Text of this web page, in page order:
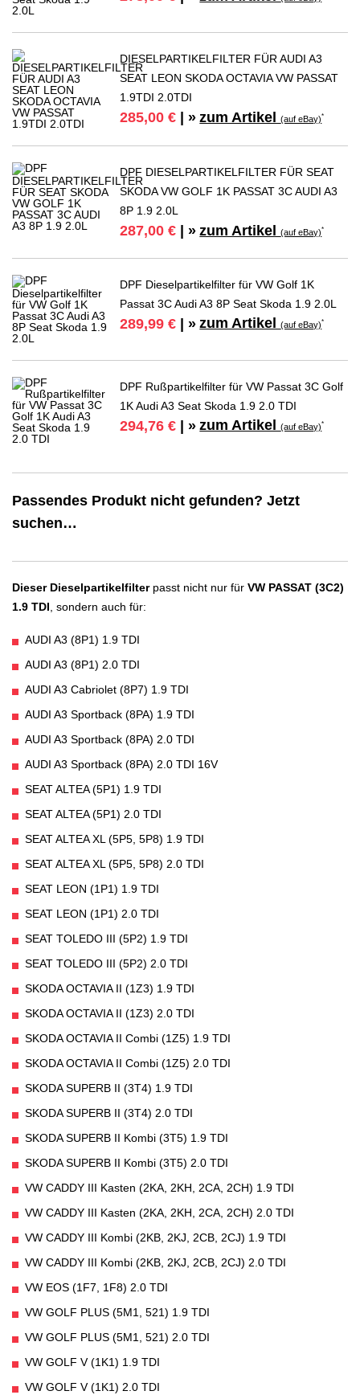
DIESELPARTIKELFILTER FÜR AUDI A3
SEAT LEON SKODA OCTAVIA VW PASSAT
1.9TDI 2.0TDI
285,00 € | » zum Artikel(auf eBay)*
DPF DIESELPARTIKELFILTER FÜR SEAT
SKODA VW GOLF 1K PASSAT 3C AUDI A3
8P 1.9 2.0L
287,00 € | » zum Artikel(auf eBay)*
DPF Dieselpartikelfilter für VW Golf 1K
Passat 3C Audi A3 8P Seat Skoda 1.9 2.0L
289,99 € | » zum Artikel(auf eBay)*
DPF Rußpartikelfilter für VW Passat 3C Golf
1K Audi A3 Seat Skoda 1.9 2.0 TDI
294,76 € | » zum Artikel(auf eBay)*
Passendes Produkt nicht gefunden? Jetzt
suchen…
Dieser Dieselpartikelfilterpasst nicht nur für VW PASSAT (3C2)
1.9 TDI , sondern auch für:
AUDI A3 (8P1) 1.9 TDI
AUDI A3 (8P1) 2.0 TDI
AUDI A3 Cabriolet (8P7) 1.9 TDI
AUDI A3 Sportback (8PA) 1.9 TDI
AUDI A3 Sportback (8PA) 2.0 TDI
AUDI A3 Sportback (8PA) 2.0 TDI 16V
SEAT ALTEA (5P1) 1.9 TDI
SEAT ALTEA (5P1) 2.0 TDI
SEAT ALTEA XL (5P5, 5P8) 1.9 TDI
SEAT ALTEA XL (5P5, 5P8) 2.0 TDI
SEAT LEON (1P1) 1.9 TDI
SEAT LEON (1P1) 2.0 TDI
SEAT TOLEDO III (5P2) 1.9 TDI
SEAT TOLEDO III (5P2) 2.0 TDI
SKODA OCTAVIA II (1Z3) 1.9 TDI
SKODA OCTAVIA II (1Z3) 2.0 TDI
SKODA OCTAVIA II Combi (1Z5) 1.9 TDI
SKODA OCTAVIA II Combi (1Z5) 2.0 TDI
SKODA SUPERB II (3T4) 1.9 TDI
SKODA SUPERB II (3T4) 2.0 TDI
SKODA SUPERB II Kombi (3T5) 1.9 TDI
SKODA SUPERB II Kombi (3T5) 2.0 TDI
VW CADDY III Kasten (2KA, 2KH, 2CA, 2CH) 1.9 TDI
VW CADDY III Kasten (2KA, 2KH, 2CA, 2CH) 2.0 TDI
VW CADDY III Kombi (2KB, 2KJ, 2CB, 2CJ) 1.9 TDI
VW CADDY III Kombi (2KB, 2KJ, 2CB, 2CJ) 2.0 TDI
VW EOS (1F7, 1F8) 2.0 TDI
VW GOLF PLUS (5M1, 521) 1.9 TDI
VW GOLF PLUS (5M1, 521) 2.0 TDI
VW GOLF V (1K1) 1.9 TDI
VW GOLF V (1K1) 2.0 TDI